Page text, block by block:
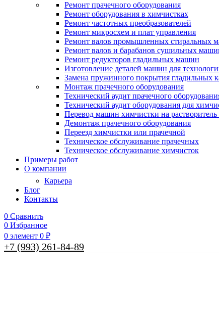
Ремонт прачечного оборудования
Ремонт оборудования в химчистках
Ремонт частотных преобразователей
Ремонт микросхем и плат управления
Ремонт валов промышленных стиральных
Ремонт валов и барабанов сушильных
Ремонт редукторов гладильных машин
Изготовление деталей машин для
Замена пружинного покрытия гладильных
Монтаж прачечного оборудования
Технический аудит прачечного
Технический аудит оборудования для
Перевод машин химчистки на
Демонтаж прачечного оборудования
Переезд химчистки или прачечной
Техническое обслуживание прачечных
Техническое обслуживание химчисток
Примеры работ
О компании
Карьера
Блог
Контакты
0 Сравнить
0 Избранное
0 элемент 0 ₽
+7 (993) 261-84-89